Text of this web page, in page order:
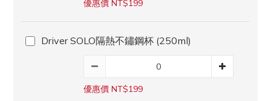
優惠價 NT$199
Driver SOLO隔熱不鏽鋼杯 (250ml)
優惠價 NT$199